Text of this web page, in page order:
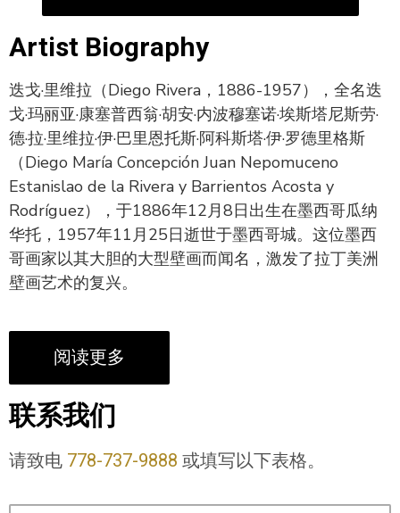
Artist Biography
迭戈·里维拉（Diego Rivera，1886-1957），全名迭
戈·玛丽亚·康塞普西翁·胡安·内波穆塞诺·埃斯塔尼斯劳·
德·拉·里维拉·伊·巴里恩托斯·阿科斯塔·伊·罗德里格斯
（Diego María Concepción Juan Nepomuceno
Estanislao de la Rivera y Barrientos Acosta y
Rodríguez），于1886年12月8日出生在墨西哥瓜纳
华托，1957年11月25日逝世于墨西哥城。这位墨西
哥画家以其大胆的大型壁画而闻名，激发了拉丁美洲
壁画艺术的复兴。
阅读更多
联系我们
请致电 778-737-9888 或填写以下表格。